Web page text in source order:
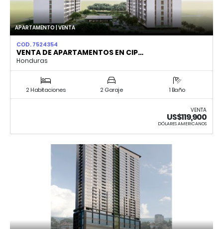
APARTAMENTO | VENTA
COD. 7524354
VENTA DE APARTAMENTOS EN CIP…
Honduras
2 Habitaciones 2 Garaje 1 Baño
VENTA
US$119,900
DÓLARES AMERICANOS